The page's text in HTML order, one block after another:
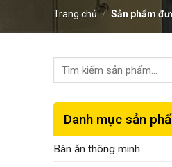
Trang chủ / Sản phẩm
Danh mục sản
Bàn ăn thông minh